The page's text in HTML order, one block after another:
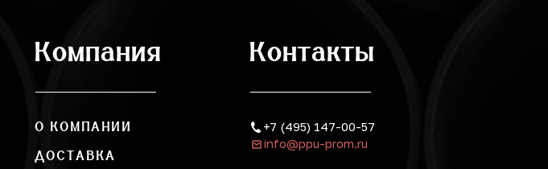
Компания
О КОМПАНИИ
ДОСТАВКА
Контакты
+7 (495) 147-00-57
info@ppu-prom.ru